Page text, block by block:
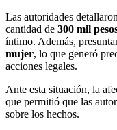
Las autoridades
cantidad de 300 mil
íntimo. Además,
mujer, lo que generó
acciones legales.
Ante esta situación, la
que permitió que las
sobre los hechos.